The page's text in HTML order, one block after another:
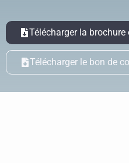
Télécharger la brochure
Télécharger le bon de